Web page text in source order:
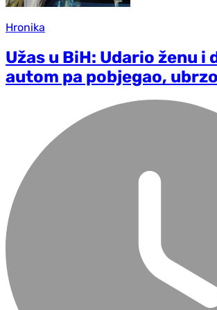
Hronika
Užas u BiH: Udario ženu i
autom pa pobjegao,